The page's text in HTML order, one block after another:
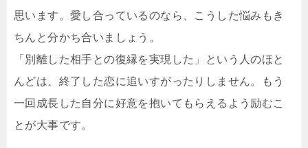
思います。愛し合っているのなら、こうした悩みもき
ちんと分かち合いましょう。
「別離した相手との復縁を実現した」という人のほと
んどは、終了した恋に追いすがったりしません。もう
一回成長した自分に好意を抱いてもらえるよう励むこ
とが大事です。